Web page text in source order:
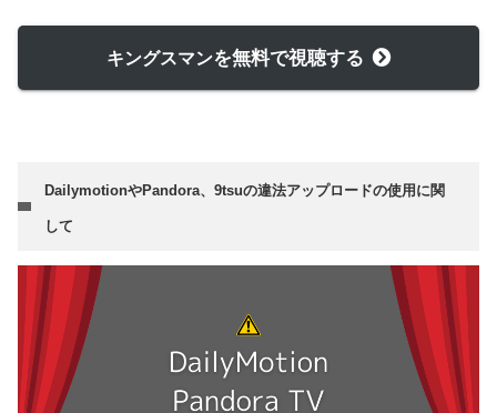
キングスマンを無料で視聴する
DailymotionやPandora、9tsuの違法アップロードの使用に関
して